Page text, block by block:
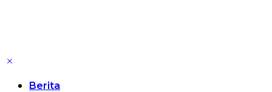
Berita